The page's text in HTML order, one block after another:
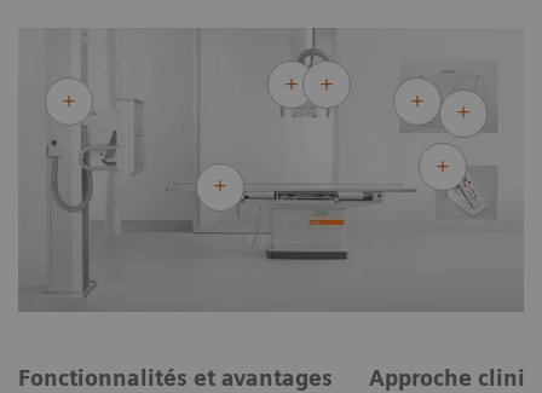
Fonctionnalités et avantages Approche